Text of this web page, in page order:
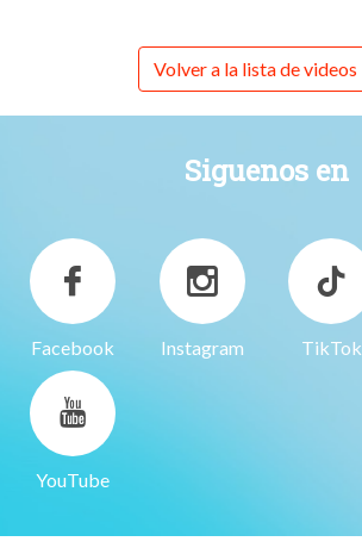
Volver a la lista de videos
Siguenos en
Facebook Instagram TikTok
YouTube